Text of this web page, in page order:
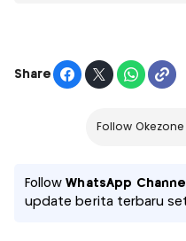
Share
Follow
FollowWhatsApp
update berita terbaru